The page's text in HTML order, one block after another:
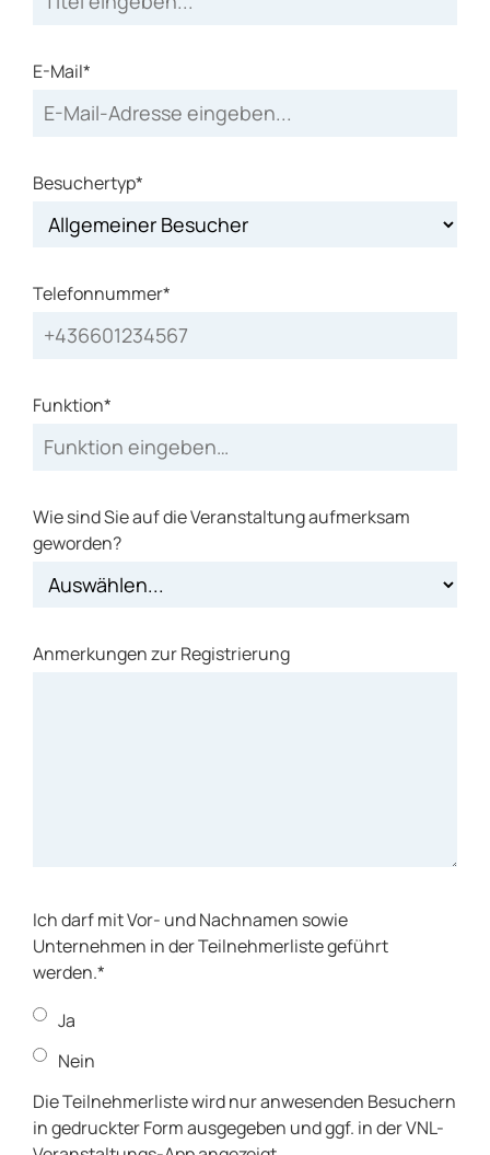
E-Mail*
Besuchertyp*
Telefonnummer*
Funktion*
Wie sind Sie auf die Veranstaltung aufmerksam
geworden?
Anmerkungen zur Registrierung
Ich darf mit Vor- und Nachnamen sowie
Unternehmen in der Teilnehmerliste geführt
werden.*
Ja
Nein
Die Teilnehmerliste wird nur anwesenden Besuchern
in gedruckter Form ausgegeben und ggf. in der VNL-